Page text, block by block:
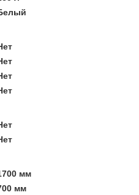
мм
мм